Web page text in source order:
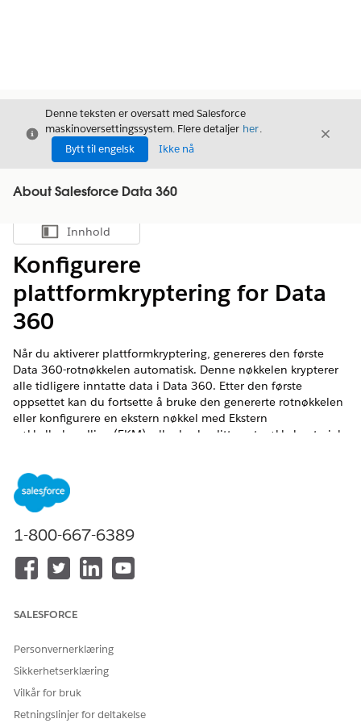
Avslutt
Denne teksten er oversatt med Salesforce
maskinoversettingssystem. Flere detaljer her.
Bytt til engelsk
Ikke nå
Avslutt
About Salesforce Data 360
Vis innholdsfortegnelse
Innhold
Konfigurere
plattformkryptering for Data
360
Når du aktiverer plattformkryptering, genereres den første
Data 360-rotnøkkelen automatisk. Denne nøkkelen krypterer
alle tidligere inntatte data i Data 360. Etter den første
oppsettet kan du fortsette å bruke den genererte rotnøkkelen
eller konfigurere en ekstern nøkkel med Ekstern
nøkkelbehandling (EKM), eller bruke ditt eget nøkkelmateriale
rotnøkler regelmessig og vise nøkkelmetadata, som
opprettelsestidspunkt og oppretter, i Oppsett.
Tilgjengelig iAlle versjoner
tilgjengelighet av Data 360-versjonen
Unlimitedog
Plattformkryptering for Data Cloud. For å kunne bruke den
valgfrie External Key Management-lisensen må du også
kjøpe Platform Encryption for Consumption-lisensen.
Her er viktige overføringsalternativer.
1-800-667-6389
SALESFORCE
Personvernerklæring
Sikkerhetserklæring
Vilkår for bruk
Retningslinjer for deltakelse